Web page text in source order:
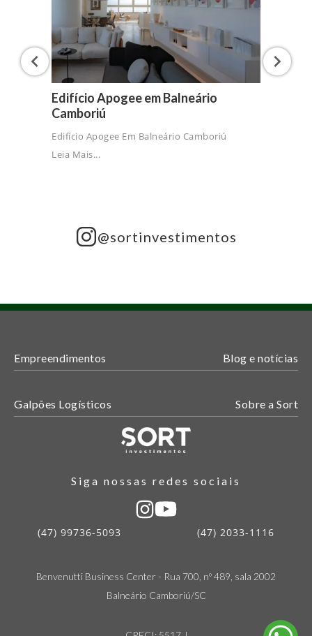
Edifício Apogee em Balneário
Camboriú
Edifício Apogee Em Balneário Camboriú
Leia Mais...
@sortinvestimentos
Empreendimentos Blog e notícias
Galpões Logísticos Sobre a Sort
Siga nossas redes sociais
(47) 99736-5093 (47) 2033-1116
Benvenutti Business Center - Rua 700, nº 489, sala 2002
Balneário Camboriú/SC